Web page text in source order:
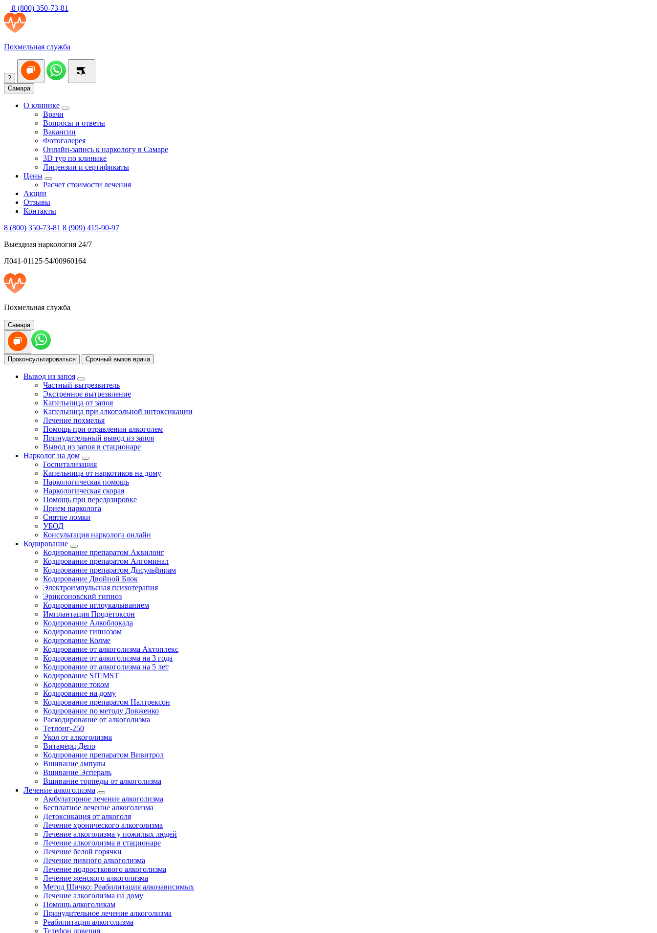
8 (800) 350-73-81
Похмельная служба
?
Самара
О клинике
Врачи
Вопросы и ответы
Вакансии
Фотогалерея
Онлайн-запись к наркологу в Самаре
3D тур по клинике
Лицензии и сертификаты
Цены
Расчет стоимости лечения
Акции
Отзывы
Контакты
8 (800) 350-73-81 8 (909) 415-90-97
Выездная наркология 24/7
Л041-01125-54/00960164
Похмельная служба
Самара
Проконсультироваться Срочный вызов врача
Вывод из запоя
Частный вытрезвитель
Экстренное вытрезвление
Капельница от запоя
Капельница при алкогольной интоксикации
Лечение похмелья
Помощь при отравлении алкоголем
Принудительный вывод из запоя
Вывод из запоя в стационаре
Нарколог на дом
Госпитализация
Капельница от наркотиков на дому
Наркологическая помощь
Наркологическая скорая
Помощь при передозировке
Прием нарколога
Снятие ломки
УБОД
Консультация нарколога онлайн
Кодирование
Кодирование препаратом Аквилонг
Кодирование препаратом Алгоминал
Кодирование препаратом Дисульфирам
Кодирование Двойной Блок
Электроимпульсная психотерапия
Эриксоновский гипноз
Кодирование иглоукалыванием
Имплантация Продетоксон
Кодирование Алкоблокада
Кодирование гипнозом
Кодирование Колме
Кодирование от алкоголизма Актоплекс
Кодирование от алкоголизма на 3 года
Кодирование от алкоголизма на 5 лет
Кодирование SIT|MST
Кодирование током
Кодирование на дому
Кодирование препаратом Налтрексон
Кодирование по методу Довженко
Раскодирование от алкоголизма
Тетлонг-250
Укол от алкоголизма
Витамерц Депо
Кодирование препаратом Вивитрол
Вшивание ампулы
Вшивание Эспераль
Вшивание торпеды от алкоголизма
Лечение алкоголизма
Амбулаторное лечение алкоголизма
Бесплатное лечение алкоголизма
Детоксикация от алкоголя
Лечение хронического алкоголизма
Лечение алкоголизма у пожилых людей
Лечение алкоголизма в стационаре
Лечение белой горячки
Лечение пивного алкоголизма
Лечение подросткового алкоголизма
Лечение женского алкоголизма
Метод Шичко: Реабилитация алкозависимых
Лечение алкоголизма на дому
Помощь алкоголикам
Принудительное лечение алкоголизма
Реабилитация алкоголизма
Телефон доверия